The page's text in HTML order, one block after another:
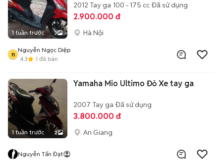
1 tuần trước 3
2012 Tay ga 100 - 175 cc Đã sử dụng
2.900.000 đ
Hà Nội
n
Nguyễn Ngọc Diệp
4.3
1 đã bán
1 tuần trước 2
Yamaha Mio Ultimo Đỏ Xe tay ga
2007 Tay ga Đã sử dụng
3.800.000 đ
An Giang
Nguyễn Tấn Đạt